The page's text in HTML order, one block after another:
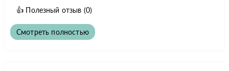
👍 Полезный отзыв (0)
Смотреть полностью